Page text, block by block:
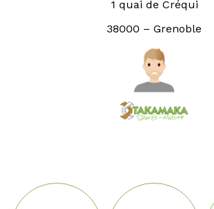
1 quai de Créqui
38000 – Grenoble